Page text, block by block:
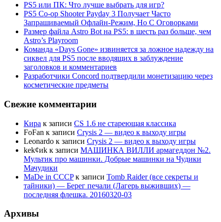
PS5 или ПК: Что лучше выбрать для игр?
PS5 Co-op Shooter Payday 3 Получает Часто
Запрашиваемый Офлайн-Режим, Но С Оговорками
Размер файла Astro Bot на PS5: в шесть раз больше, чем
Astro’s Playroom
Команда «Days Gone» извиняется за ложное надежду на
сиквел для PS5 после вводящих в заблуждение
заголовков и комментариев
Разработчики Concord подтвердили монетизацию через
косметические предметы
Свежие комментарии
Кира к записи CS 1.6 не стареющая классика
FoFan к записи Crysis 2 — видео к выходу игры
Leonardo к записи Crysis 2 — видео к выходу игры
kek¢иk к записи МАШИНКА ВИЛЛИ армагеддон №2.
Мультик про машинки. Добрые машинки на Чудики
Мачудики
MaDe in CCCPк записи Tomb Raider (все секреты и
тайники) — Берег печали (Лагерь выживших) —
последняя флешка. 20160320-03
Архивы